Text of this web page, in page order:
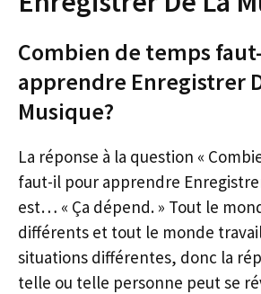
Combien de temps
apprendre Enregistrer
Musique?
La réponse à la question «
faut-il pour apprendre
est… « Ça dépend. » Tout le
différents et tout le monde
situations différentes, donc la
telle ou telle personne peut se